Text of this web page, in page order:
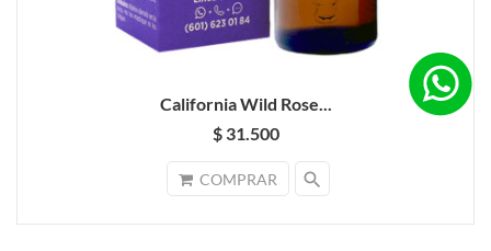
California Wild Rose...
$ 31.500
COMPRAR search